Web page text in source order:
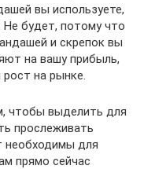
вы используете,
Не будет, потому что
и скрепок вы
на вашу прибыль,
рост на рынке.
чтобы выделить для
прослеживать
необходимы для
прямо сейчас